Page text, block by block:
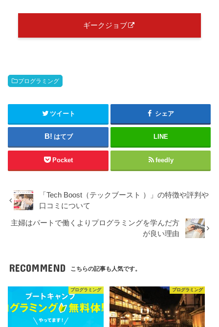
ギークジョブ
プログラミング
ツイート シェア
はてブ LINE
Pocket feedly
「Tech Boost（テックブースト ）」の特徴や評判や
口コミについて
主婦はパートで働くよりプログラミングを学んだ方
が良い理由
RECOMMEND こちらの記事も人気です。
プログラミング プログラミング